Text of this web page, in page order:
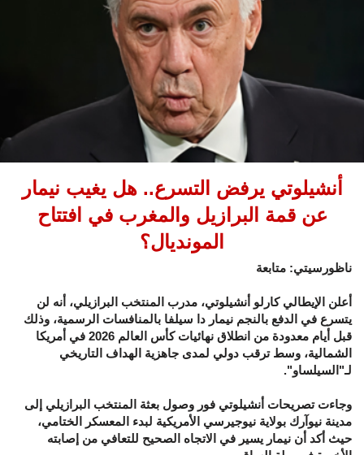
أنشيلوتي يرفض التسرع.. هل يغيب نيمار
عن قمة البرازيل والمغرب في افتتاح
المونديال؟
ناظورسيتي: متابعة
أعلن الإيطالي كارلو أنشيلوتي، مدرب المنتخب البرازيلي، أنه لن
يتسرع في الدفع بالنجم نيمار دا سيلفا بالمنافسات الرسمية، وذلك
قبل أيام معدودة من انطلاق نهائيات كأس العالم 2026 في أمريكا
الشمالية، وسط ترقب دولي لمدى جاهزية الهداف التاريخي
لـ"السيلساو".
وجاءت تصريحات أنشيلوتي فور وصول بعثة المنتخب البرازيلي إلى
مدينة نيوآرك بولاية نيوجيرسي الأمريكية لبدء المعسكر الختامي،
حيث أكد أن نيمار يسير في الاتجاه الصحيح للتعافي من إصابته